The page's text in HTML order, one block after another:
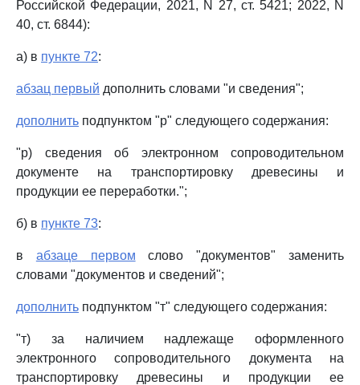
Российской Федерации, 2021, N 27, ст. 5421; 2022, N
40, ст. 6844):
а) в пункте 72:
абзац первый дополнить словами "и сведения";
дополнить подпунктом "р" следующего содержания:
"р) сведения об электронном сопроводительном
документе на транспортировку древесины и
продукции ее переработки.";
б) в пункте 73:
в абзаце первом слово "документов" заменить
словами "документов и сведений";
дополнить подпунктом "т" следующего содержания:
"т) за наличием надлежаще оформленного
электронного сопроводительного документа на
транспортировку древесины и продукции ее